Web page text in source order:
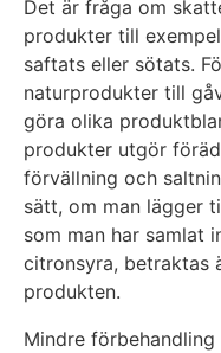
Det är fråga om
produkter till
saftats eller sötats.
naturprodukter till
göra olika
produkter utgör
förvällning och
sätt, om man lägger
som man har samlat
citronsyra, betraktas
produkten.
Mindre